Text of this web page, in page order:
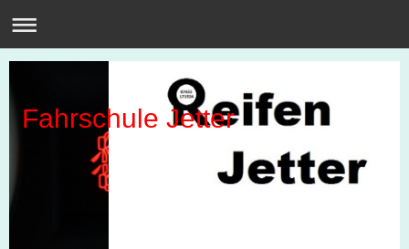
Fahrschule Jetter